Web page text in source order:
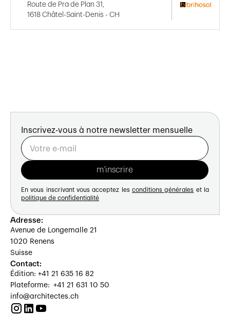
Route de Pra de Plan 31,
1618 Châtel-Saint-Denis - CH
Inscrivez-vous à notre newsletter mensuelle
En vous inscrivant vous acceptez les conditions générales et la
politique de confidentialité
Adresse:
Avenue de Longemalle 21
1020 Renens
Suisse
Contact:
Édition: +41 21 635 16 82
Plateforme: +41 21 631 10 50
info@architectes.ch